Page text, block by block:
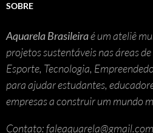
SOBRE
Aquarela Brasileiraé um ateliê
projetos sustentáveis nas áreas
Esporte, Tecnologia,
para ajudar estudantes,
empresas a construir um mundo
Contato: faleaquarela@gmail.com